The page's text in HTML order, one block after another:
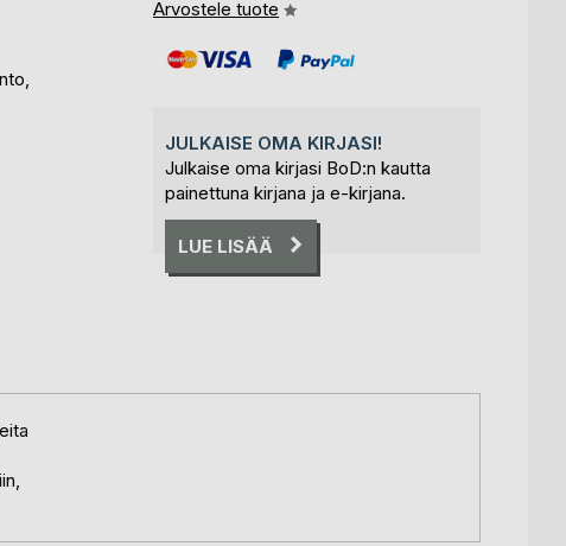
Arvostele tuote
JULKAISE OMA KIRJASI!
Julkaise oma kirjasi BoD:n kautta
painettuna kirjana ja e-kirjana.
LUE LISÄÄ